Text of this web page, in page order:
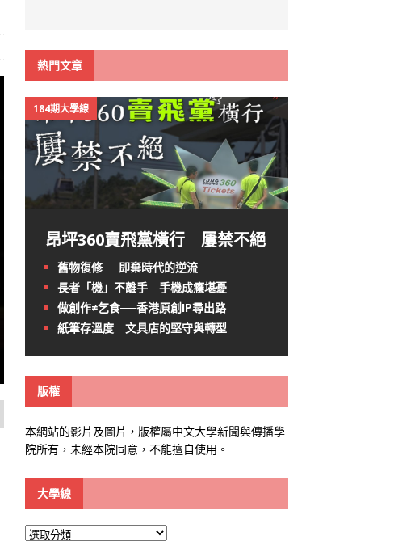
熱門文章
184期大學線
昂坪360賣飛黨橫行 屢禁不絕
舊物復修──即棄時代的逆流
長者「機」不離手 手機成癮堪憂
做創作≠乞食──香港原創IP尋出路
紙筆存溫度 文具店的堅守與轉型
版權
本網站的影片及圖片，版權屬中文大學新聞與傳播學
院所有，未經本院同意，不能擅自使用。
大學線
大